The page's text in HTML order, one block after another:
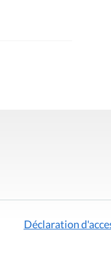
Déclaration